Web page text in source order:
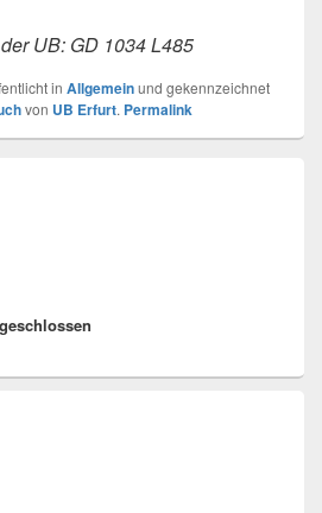
UB: GD 1034 L485
in Allgemeinund gekennzeichnet
von UB Erfurt. Permalink